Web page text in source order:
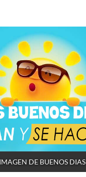
IMAGEN DE BUENOS DIAS